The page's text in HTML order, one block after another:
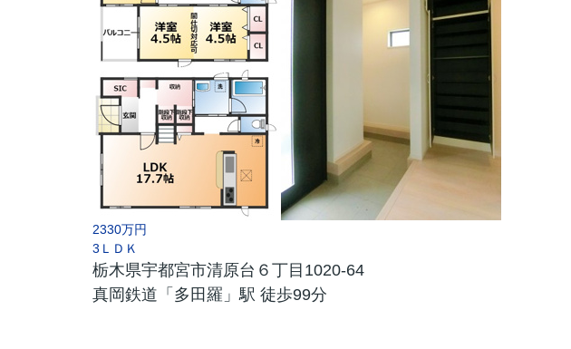
2330万円
3ＬＤＫ
栃木県宇都宮市清原台６丁目1020-64
真岡鉄道「多田羅」駅 徒歩99分